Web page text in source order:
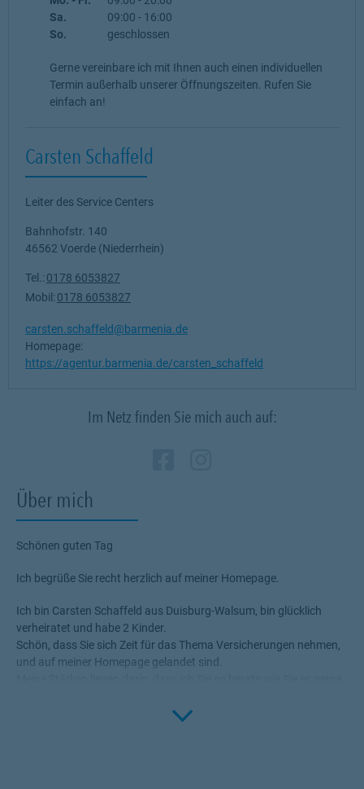
Über mich
Schönen guten Tag
Ich begrüße Sie recht herzlich auf meiner Homepage.
Ich bin Carsten Schaffeld aus Duisburg-Walsum, bin glücklich
verheiratet und habe 2 Kinder.
Schön, dass Sie sich Zeit für das Thema Versicherungen nehmen,
und auf meiner Homepage gelandet sind.
Beratung, um zu schauen, wie Sie bisher abgesichert sind oder
Click to
Sa.
09:00 - 16:00
So.
geschlossen
Gerne vereinbare ich mit Ihnen auch einen individuellen
Termin außerhalb unserer Öffnungszeiten. Rufen Sie
einfach an!
Carsten Schaffeld
Leiter des Service Centers
Bahnhofstr. 140
46562 Voerde (Niederrhein)
Tel.: 0178 6053827
Mobil: 0178 6053827
carsten.schaffeld@barmenia.de
Homepage:
https://agentur.barmenia.de/carsten_schaffeld
Im Netz finden Sie mich auch auf: